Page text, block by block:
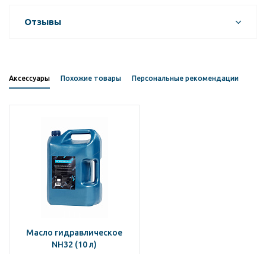
Отзывы
Аксессуары Похожие товары Персональные рекомендации
Масло гидравлическое
NH32 (10 л)